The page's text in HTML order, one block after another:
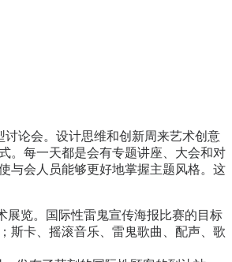
论会。设计思维和创新周来艺术创意
。每一天都是会有专题讲座、大会和对
与会人员能够更好地掌握主题风格。这
展览。国际性雷鬼宣传海报比赛的目标
斯卡、摇滚音乐、雷鬼歌曲、配声、歌